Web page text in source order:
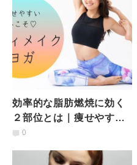
効率的な脂肪燃焼に効く
２部位とは｜痩せやすい
冬こそ♡ボディメイクヨ
0